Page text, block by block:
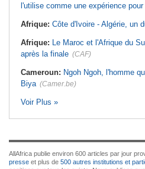
l'utilise comme une expérience
Afrique: Côte d'Ivoire - Algérie, un
Afrique: Le Maroc et l'Afrique du
après la finale (CAF)
Cameroun: Ngoh Ngoh, l'homme
Biya (Camer.be)
Voir Plus »
AllAfrica publie environ 600 articles par jour
presse et plus de 500 autres institutions et